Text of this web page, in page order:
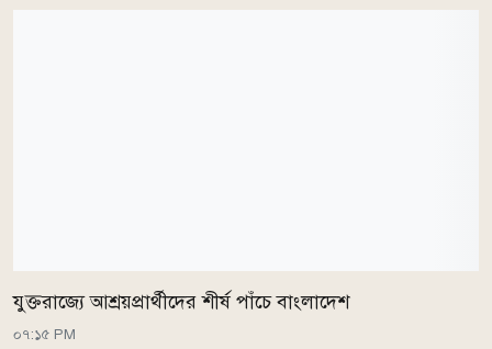
যুক্তরাজ্যে আশ্রয়প্রার্থীদের শীর্ষ পাঁচে বাংলাদেশ
০৭:১৫ PM